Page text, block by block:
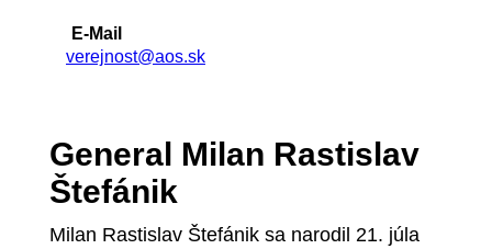
E-Mail
verejnost@aos.sk
General Milan Rastislav
Štefánik
Milan Rastislav Štefánik sa narodil 21. júla